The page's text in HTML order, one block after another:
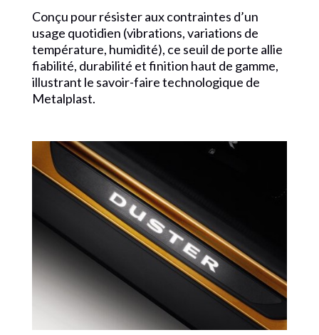
Conçu pour résister aux contraintes d’un
usage quotidien (vibrations, variations de
température, humidité), ce seuil de porte allie
fiabilité, durabilité et finition haut de gamme,
illustrant le savoir-faire technologique de
Metalplast.